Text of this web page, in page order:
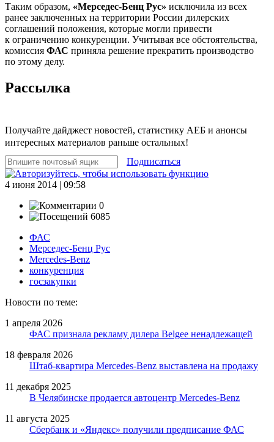
Таким образом, «Мерседес-Бенц Рус» исключила из всех
ранее заключенных на территории России дилерских
соглашений положения, которые могли привести
к ограничению конкуренции. Учитывая все обстоятельства,
комиссия ФАС приняла решение прекратить производство
по этому делу.
Рассылка
Получайте дайджест новостей, статистику АЕБ и анонсы
интересных материалов раньше остальных!
Подписаться
4 июня 2014 | 09:58
0
6085
ФАС
Мерседес-Бенц Рус
Mercedes-Benz
конкуренция
госзакупки
Новости по теме:
1 апреля 2026
ФАС признала рекламу дилера Belgee ненадлежащей
18 февраля 2026
Штаб-квартира Mercedes-Benz выставлена на продажу
11 декабря 2025
В Челябинске продается автоцентр Mercedes-Benz
11 августа 2025
Сбербанк и «Яндекс» получили предписание ФАС